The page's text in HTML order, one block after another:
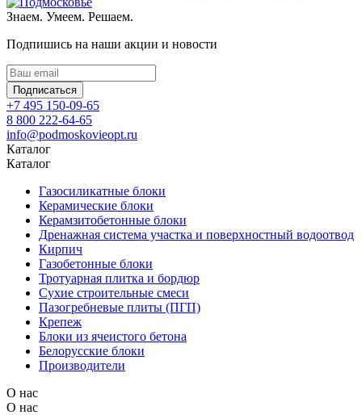
Знаем. Умеем. Решаем.
Подпишись на наши акции и новости
Подписаться
+7 495 150-09-65
8 800 222-64-65
info@podmoskovieopt.ru
Каталог
Каталог
Газосиликатные блоки
Керамические блоки
Керамзитобетонные блоки
Дренажная система участка и поверхностный водоотвод
Кирпич
Газобетонные блоки
Тротуарная плитка и бордюр
Сухие строительные смеси
Пазогребневые плиты (ПГП)
Крепеж
Блоки из ячеистого бетона
Белорусские блоки
Производители
О нас
О нас